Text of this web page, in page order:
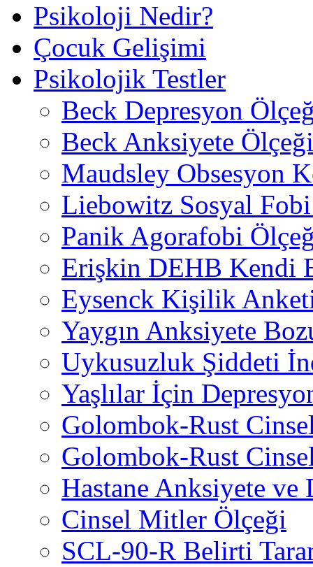
Psikoloji Nedir?
Çocuk Gelişimi
Psikolojik Testler
Beck Depresyon
Beck Anksiyete Ölçeği
Maudsley Obsesyon
Liebowitz Sosyal
Panik Agorafobi
Erişkin DEHB Kendi
Eysenck Kişilik
Yaygın Anksiyete
Uykusuzluk Şiddeti
Yaşlılar İçin
Golombok-Rust
Golombok-Rust
Hastane Anksiyete ve
Cinsel Mitler Ölçeği
SCL-90-R Belirti